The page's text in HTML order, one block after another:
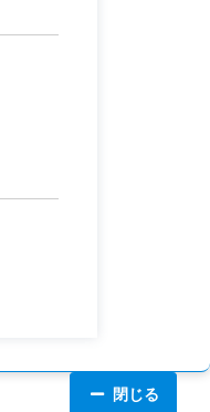
閉じる